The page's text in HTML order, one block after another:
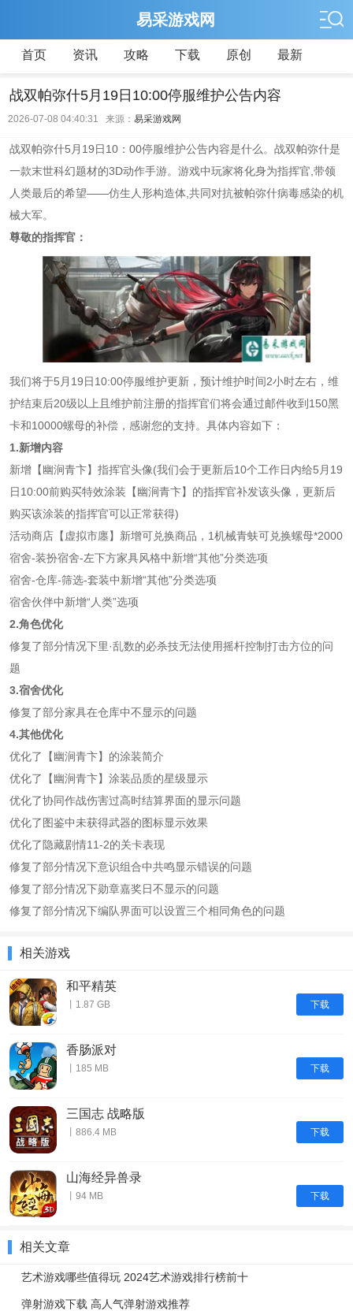
易采游戏网
首页 资讯 攻略 下载 原创 最新
战双帕弥什5月19日10:00停服维护公告内容
2026-07-08 04:40:31 来源： 易采游戏网
战双帕弥什5月19日10：00停服维护公告内容是什么。战双帕弥什是
一款末世科幻题材的3D动作手游。游戏中玩家将化身为指挥官,带领
人类最后的希望——仿生人形构造体,共同对抗被帕弥什病毒感染的机
械大军。
尊敬的指挥官：
我们将于5月19日10:00停服维护更新，预计维护时间2小时左右，维
护结束后20级以上且维护前注册的指挥官们将会通过邮件收到150黑
卡和10000螺母的补偿，感谢您的支持。具体内容如下：
1.新增内容
新增【幽涧青卞】指挥官头像(我们会于更新后10个工作日内给5月19
日10:00前购买特效涂装【幽涧青卞】的指挥官补发该头像，更新后
购买该涂装的指挥官可以正常获得)
活动商店【虚拟市廛】新增可兑换商品，1机械青蚨可兑换螺母*2000
宿舍-装扮宿舍-左下方家具风格中新增“其他”分类选项
宿舍-仓库-筛选-套装中新增“其他”分类选项
宿舍伙伴中新增“人类”选项
2.角色优化
修复了部分情况下里·乱数的必杀技无法使用摇杆控制打击方位的问
题
3.宿舍优化
修复了部分家具在仓库中不显示的问题
4.其他优化
优化了【幽涧青卞】的涂装简介
优化了【幽涧青卞】涂装品质的星级显示
优化了协同作战伤害过高时结算界面的显示问题
优化了图鉴中未获得武器的图标显示效果
优化了隐藏剧情11-2的关卡表现
修复了部分情况下意识组合中共鸣显示错误的问题
修复了部分情况下勋章嘉奖日不显示的问题
修复了部分情况下编队界面可以设置三个相同角色的问题
相关游戏
下载
和平精英
丨1.87 GB
下载
香肠派对
丨185 MB
下载
三国志 战略版
丨886.4 MB
下载
山海经异兽录
丨94 MB
相关文章
艺术游戏哪些值得玩 2024艺术游戏排行榜前十
弹射游戏下载 高人气弹射游戏推荐